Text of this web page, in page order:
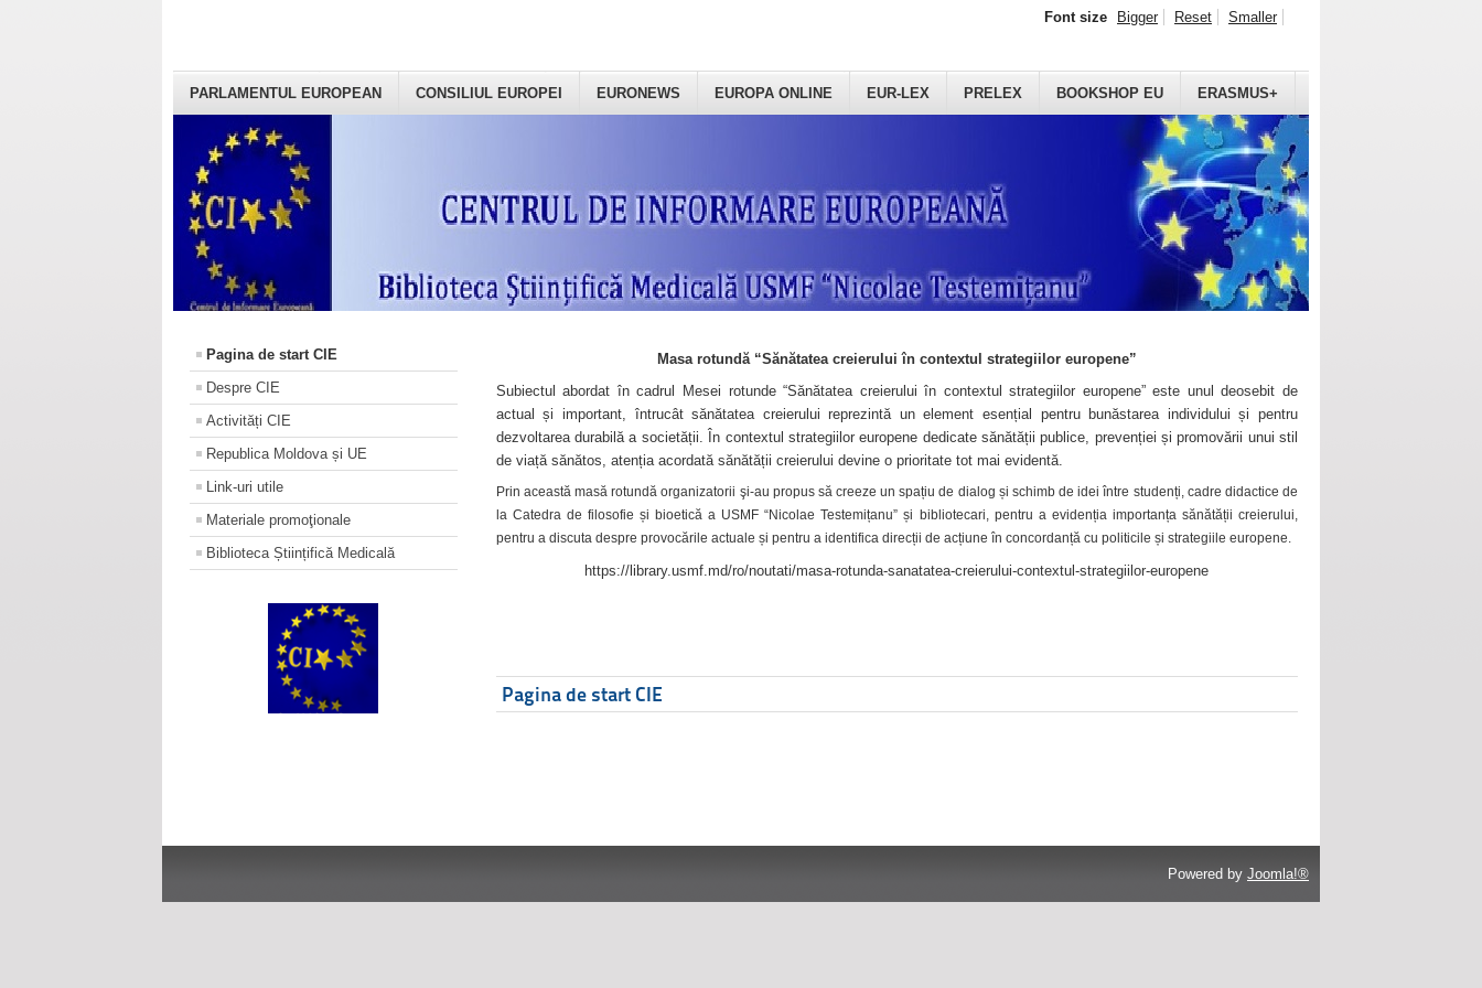
PARLAMENTUL EUROPEAN CONSILIUL EUROPEI EURONEWS EUROPA ONLINE EUR-LEX PRELEX BOOKSHOP EU ERASMUS+
Font size Bigger Reset Smaller
Pagina de start CIE
Despre CIE
Activități CIE
Republica Moldova și UE
Link-uri utile
Materiale promoţionale
Biblioteca Științifică Medicală
Masa rotundă “Sănătatea creierului în contextul strategiilor europene”
Subiectul abordat în cadrul Mesei rotunde “Sănătatea creierului în contextul strategiilor europene” este unul deosebit de
actual și important, întrucât sănătatea creierului reprezintă un element esențial pentru bunăstarea individului și pentru
dezvoltarea durabilă a societății. În contextul strategiilor europene dedicate sănătății publice, prevenției și promovării unui stil
de viață sănătos, atenția acordată sănătății creierului devine o prioritate tot mai evidentă.
Prin această masă rotundă organizatorii şi-au propus să creeze un spațiu de dialog și schimb de idei între studenți, cadre didactice de
la Catedra de filosofie și bioetică a USMF “Nicolae Testemițanu” și bibliotecari, pentru a evidenția importanța sănătății creierului,
pentru a discuta despre provocările actuale și pentru a identifica direcții de acțiune în concordanță cu politicile și strategiile europene.
https://library.usmf.md/ro/noutati/masa-rotunda-sanatatea-creierului-contextul-strategiilor-europene
Pagina de start CIE
Powered by Joomla!®